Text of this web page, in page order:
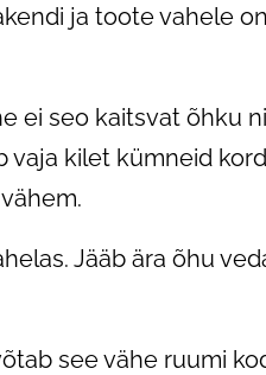
ja toote vahele
ei seo kaitsvat õhku
vaja kilet kümneid
Jääb ära õhu
see vähe ruumi